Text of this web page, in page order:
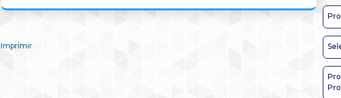
Imprimir